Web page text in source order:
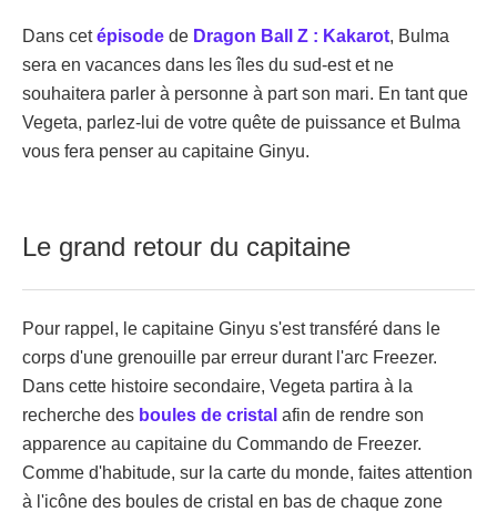
Dans cetépisode de Dragon Ball Z : Kakarot, Bulma
sera en vacances dans les îles du sud-est et ne
souhaitera parler à personne à part son mari. En tant que
Vegeta, parlez-lui de votre quête de puissance et Bulma
vous fera penser au capitaine Ginyu.
Le grand retour du capitaine
Pour rappel, le capitaine Ginyu s'est transféré dans le
corps d'une grenouille par erreur durant l'arc Freezer.
Dans cette histoire secondaire, Vegeta partira à la
recherche des boules de cristal afin de rendre son
apparence au capitaine du Commando de Freezer.
Comme d'habitude, sur la carte du monde, faites attention
à l'icône des boules de cristal en bas de chaque zone